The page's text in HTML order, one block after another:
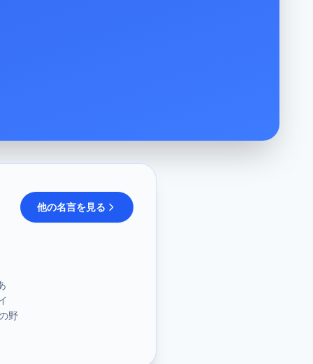
野
他の名言を見る